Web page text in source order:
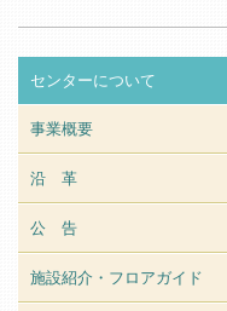
センターについて
事業概要
沿 革
公 告
施設紹介・フロアガイド